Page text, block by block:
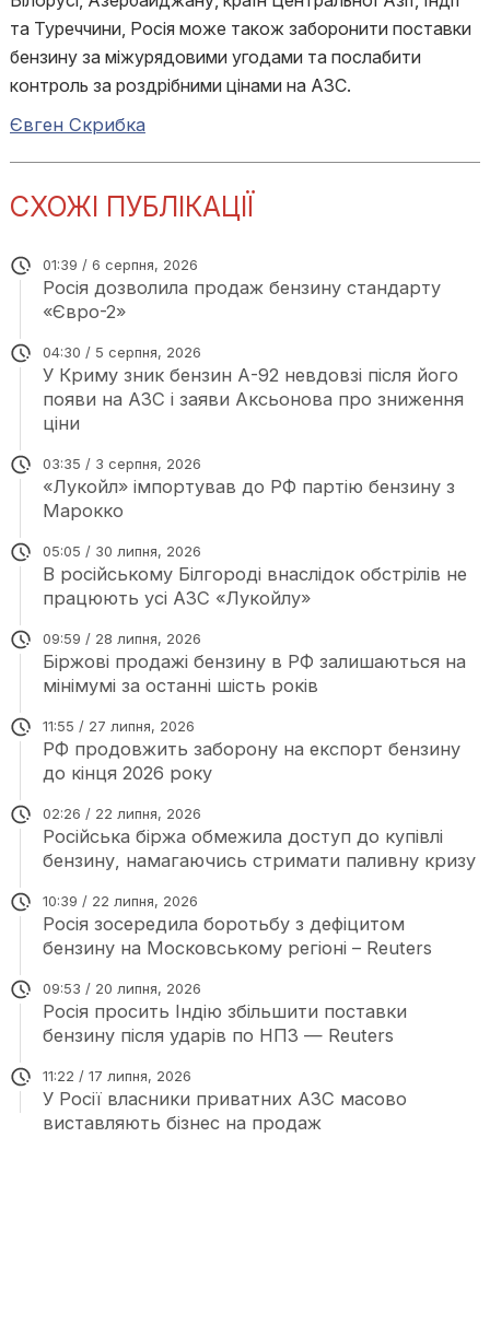
та Туреччини, Росія може також заборонити поставки
бензину за міжурядовими угодами та послабити
контроль за роздрібними цінами на АЗС.
Євген Скрибка
СХОЖІ ПУБЛІКАЦІЇ
01:39 / 6 серпня, 2026
Росія дозволила продаж бензину стандарту
«Євро-2»
04:30 / 5 серпня, 2026
У Криму зник бензин А-92 невдовзі після його
появи на АЗС і заяви Аксьонова про зниження
ціни
03:35 / 3 серпня, 2026
«Лукойл» імпортував до РФ партію бензину з
Марокко
05:05 / 30 липня, 2026
В російському Білгороді внаслідок обстрілів не
працюють усі АЗС «Лукойлу»
09:59 / 28 липня, 2026
Біржові продажі бензину в РФ залишаються на
мінімумі за останні шість років
11:55 / 27 липня, 2026
РФ продовжить заборону на експорт бензину
до кінця 2026 року
02:26 / 22 липня, 2026
Російська біржа обмежила доступ до купівлі
бензину, намагаючись стримати паливну кризу
10:39 / 22 липня, 2026
Росія зосередила боротьбу з дефіцитом
бензину на Московському регіоні – Reuters
09:53 / 20 липня, 2026
Росія просить Індію збільшити поставки
бензину після ударів по НПЗ — Reuters
11:22 / 17 липня, 2026
У Росії власники приватних АЗС масово
виставляють бізнес на продаж